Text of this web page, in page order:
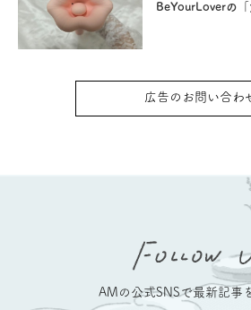
BeYourLoverの
広告のお問い合わ
AMの公式SNSで最新記事